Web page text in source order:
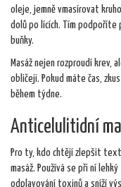
oleje, jemně vmasírovat
dolů po lících. Tím podpoříte
buňky.
Masáž nejen rozproudí krev,
obličeji. Pokud máte čas,
během týdne.
Anticelulitidní
Pro ty, kdo chtějí zlepšit
masáž. Používá se při ní
odplavování toxinů a sníží